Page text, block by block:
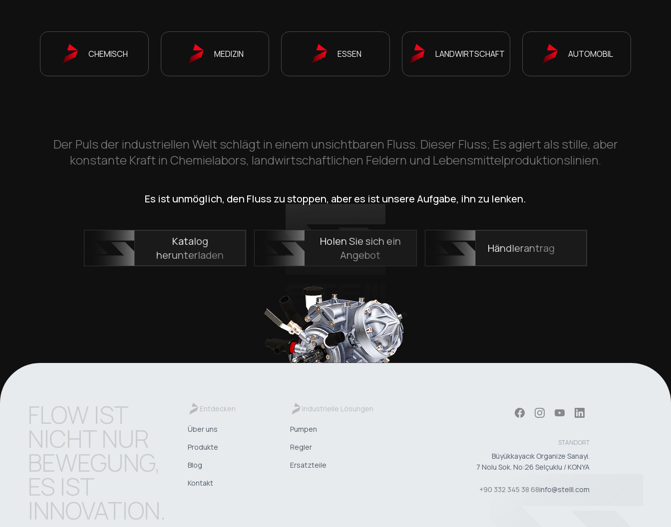
CHEMISCH MEDIZIN ESSEN LANDWIRTSCHAFT AUTOMOBIL
Der Puls der industriellen Welt schlägt in einem unsichtbaren Fluss. Dieser Fluss; Es agiert als stille, aber
konstante Kraft in Chemielabors, landwirtschaftlichen Feldern und Lebensmittelproduktionslinien.
Es ist unmöglich, den Fluss zu stoppen, aber es ist unsere Aufgabe, ihn zu lenken.
Katalog
herunterladen
Holen Sie sich ein
Angebot
Händlerantrag
FLOW IST
NICHT NUR
BEWEGUNG,
ES IST
INNOVATION.
Entdecken
Über uns
Produkte
Blog
Kontakt
Industrielle Lösungen
Pumpen
Regler
Ersatzteile
STANDORT
Büyükkayacık Organize Sanayi.
7 Nolu Sok. No:26 Selçuklu / KONYA
+90 332 345 38 68info@stelll.com